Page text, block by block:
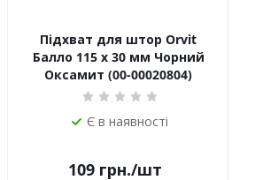
Підхват для штор Orvit
Балло 115 х 30 мм Чорний
Оксамит (00-00020804)
Є в наявності
109 грн./шт